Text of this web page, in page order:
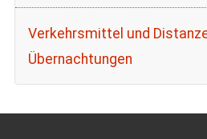
Verkehrsmittel und
Übernachtungen